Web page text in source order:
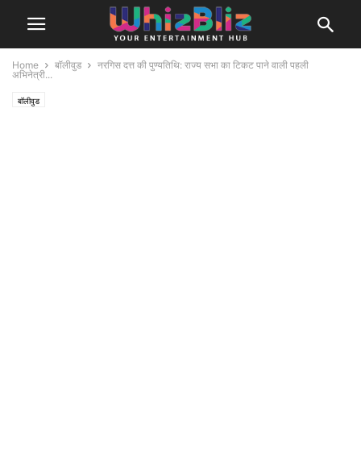
Home बॉलीवुड
नरगिस दत्त की पुण्यतिथि: राज्य सभा का टिकट पाने वाली पहली
अभिनेत्री...
बॉलीवुड